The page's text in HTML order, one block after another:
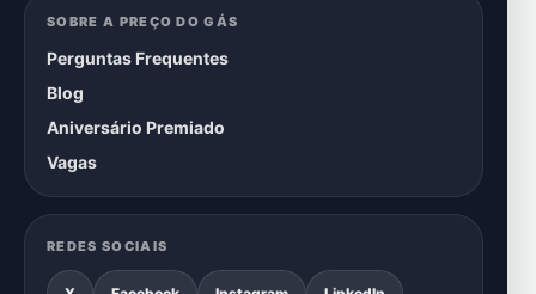
SOBRE A PREÇO DO GÁS
Perguntas Frequentes
Blog
Aniversário Premiado
Vagas
REDES SOCIAIS